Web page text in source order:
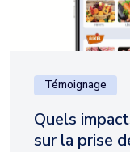
Témoignage
Quels
sur la prise